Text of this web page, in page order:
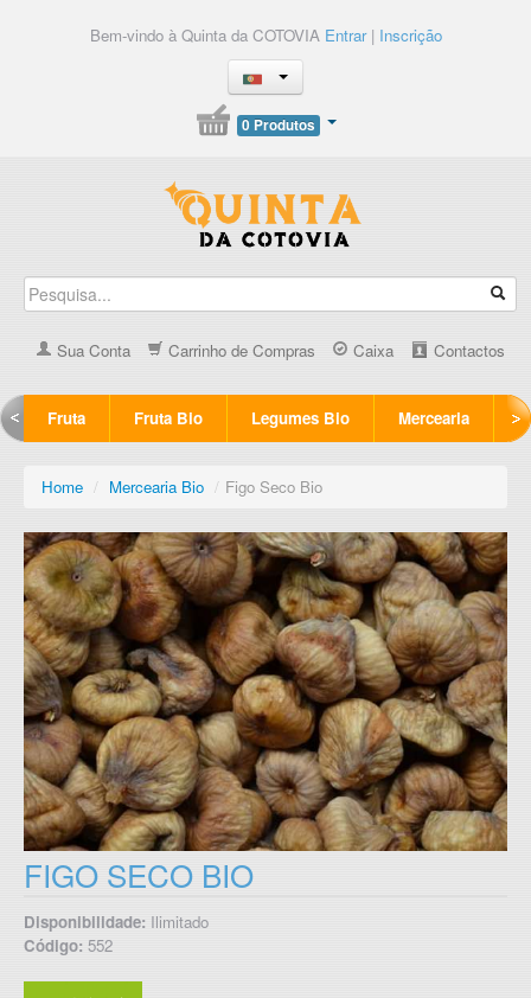
Bem-vindo à Quinta da COTOVIA Entrar| Inscrição
0 Produtos
Sua Conta Carrinho de Compras Caixa Contactos
Fruta Fruta Bio Legumes Bio Mercearia
Home / Mercearia Bio / Figo Seco Bio
FIGO SECO BIO
Disponibilidade: Ilimitado
Código: 552